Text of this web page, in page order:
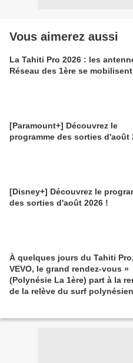
Vous aimerez aussi
La Tahiti Pro 2026 : les
Réseau des 1ère se
[Paramount+] Découvrez le
programme des sorties d'août
[Disney+] Découvrez le
des sorties d'août 2026 !
À quelques jours du Tahiti
VEVO, le grand rendez-vous »
(Polynésie La 1ère) part à la
de la relève du surf